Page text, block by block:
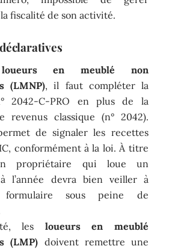
fiscalité de son activité.
loueurs en meublé non
(LMNP), il faut compléter la
2042-C-PRO en plus de la
revenus classique (n° 2042).
de signaler les recettes
conformément à la loi. À titre
un propriétaire qui loue un
l’année devra bien veiller à
sous peine de
les loueurs en meublé
(LMP) doivent remettre une